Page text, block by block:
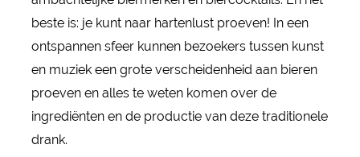
beste is: je kunt naar hartenlust proeven! In een
ontspannen sfeer kunnen bezoekers tussen kunst
en muziek een grote verscheidenheid aan bieren
proeven en alles te weten komen over de
ingrediënten en de productie van deze traditionele
drank.